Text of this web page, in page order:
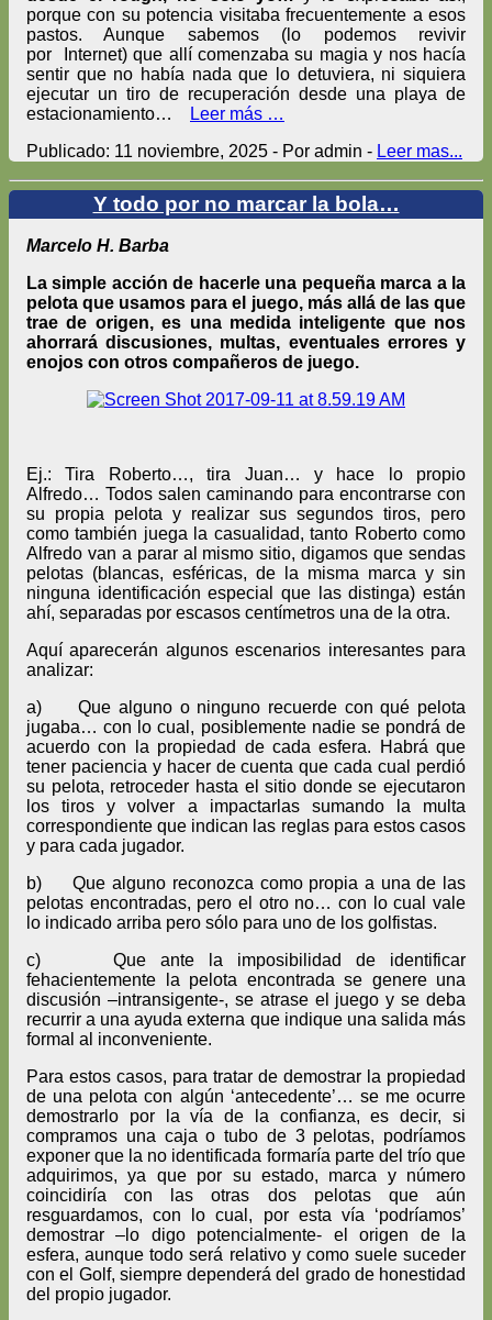
porque con su potencia visitaba frecuentemente a esos
pastos. Aunque sabemos (lo podemos revivir
por Internet) que allí comenzaba su magia y nos hacía
sentir que no había nada que lo detuviera, ni siquiera
ejecutar un tiro de recuperación desde una playa de
estacionamiento…
Leer más …
Publicado: 11 noviembre, 2025 - Por admin - Leer mas...
Y todo por no marcar la bola…
Marcelo H. Barba
La simple acción de hacerle una pequeña marca a la
pelota que usamos para el juego, más allá de las que
trae de origen, es una medida inteligente que nos
ahorrará discusiones, multas, eventuales errores y
enojos con otros compañeros de juego.
Ej.: Tira Roberto…, tira Juan… y hace lo propio
Alfredo… Todos salen caminando para encontrarse con
su propia pelota y realizar sus segundos tiros, pero
como también juega la casualidad, tanto Roberto como
Alfredo van a parar al mismo sitio, digamos que sendas
pelotas (blancas, esféricas, de la misma marca y sin
ninguna identificación especial que las distinga) están
ahí, separadas por escasos centímetros una de la otra.
Aquí aparecerán algunos escenarios interesantes para
analizar:
a) Que alguno o ninguno recuerde con qué pelota
jugaba… con lo cual, posiblemente nadie se pondrá de
acuerdo con la propiedad de cada esfera. Habrá que
tener paciencia y hacer de cuenta que cada cual perdió
su pelota, retroceder hasta el sitio donde se ejecutaron
los tiros y volver a impactarlas sumando la multa
correspondiente que indican las reglas para estos casos
y para cada jugador.
b) Que alguno reconozca como propia a una de las
pelotas encontradas, pero el otro no… con lo cual vale
lo indicado arriba pero sólo para uno de los golfistas.
c) Que ante la imposibilidad de identificar
fehacientemente la pelota encontrada se genere una
discusión –intransigente-, se atrase el juego y se deba
recurrir a una ayuda externa que indique una salida más
formal al inconveniente.
Para estos casos, para tratar de demostrar la propiedad
de una pelota con algún ‘antecedente’… se me ocurre
demostrarlo por la vía de la confianza, es decir, si
compramos una caja o tubo de 3 pelotas, podríamos
exponer que la no identificada formaría parte del trío que
adquirimos, ya que por su estado, marca y número
coincidiría con las otras dos pelotas que aún
resguardamos, con lo cual, por esta vía ‘podríamos’
demostrar –lo digo potencialmente- el origen de la
esfera, aunque todo será relativo y como suele suceder
con el Golf, siempre dependerá del grado de honestidad
del propio jugador.